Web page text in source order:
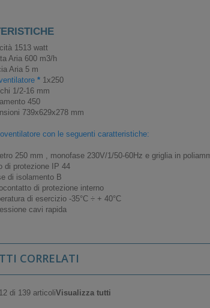
1513 watt
Aria 600 m3/h
Aria 5 m
*1x250
1/2-16 mm
450
739x629x278 mm
con le seguenti caratteristiche:
250 mm , monofase 230V/1/50-60Hz e griglia in
di protezione IP 44
di isolamento B
di protezione interno
di esercizio -35°C ÷ + 40°C
cavi rapida
CORRELATI
di 139 articoliVisualizza tutti